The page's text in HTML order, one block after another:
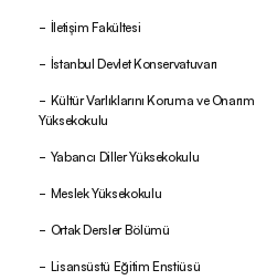
İletişim Fakültesi
İstanbul Devlet Konservatuvarı
Kültür Varlıklarını Koruma ve Onarım
Yüksekokulu
Yabancı Diller Yüksekokulu
Meslek Yüksekokulu
Ortak Dersler Bölümü
Lisansüstü Eğitim Enstiüsü